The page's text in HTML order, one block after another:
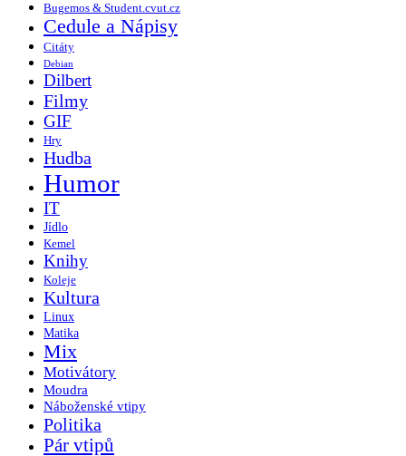
Bugemos & Student.cvut.cz
Cedule a Nápisy
Citáty
Debian
Dilbert
Filmy
GIF
Hry
Hudba
Humor
IT
Jídlo
Kemel
Knihy
Koleje
Kultura
Linux
Matika
Mix
Motivátory
Moudra
Náboženské vtipy
Politika
Pár vtipů